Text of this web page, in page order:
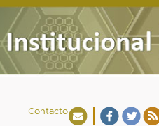
Contacto